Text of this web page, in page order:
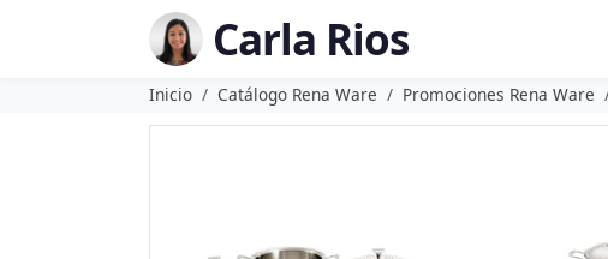
Carla Rios
Inicio Catálogo Rena Ware Promociones Rena Ware